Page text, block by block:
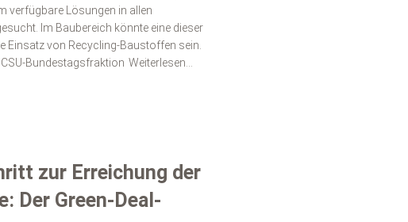
verfügbare Lösungen in allen
Im Baubereich könnte eine dieser
Einsatz von Recycling-Baustoffen sein.
Bundestagsfraktion Weiterlesen…
zur Erreichung der
Der Green-Deal-